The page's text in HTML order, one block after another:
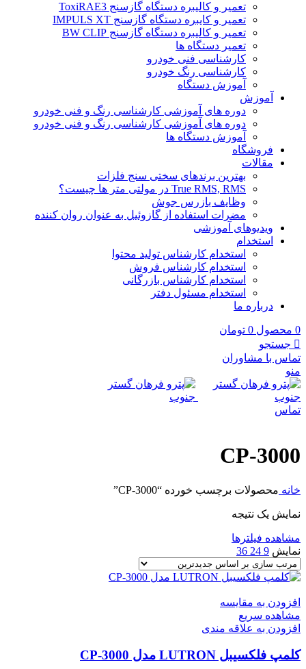
تعمیر و کالیبره دستگاه گازسنج ToxiRAE3
تعمیر و کایبره دستگاه گازسنج IMPULS XT
تعمیر و کالیبره دستگاه گازسنج BW CLIP
تعمیر دستگاه ها
کارشناسی فنی خودرو
کارشناسی رنگ خودرو
آموزش دستگاه
آموزش
دوره های آموزشی کارشناسی رنگ و فنی خودرو
دوره های آموزشی کارشناسی رنگ و فنی خودرو
آموزش دستگاه ها
فروشگاه
مقالات
بهترین برندهای سختی سنج فلزات
True RMS, RMS در مولتی متر ها چیست؟
وظایف بازرس جوش
مضرات استفاده از گازوئیل به عنوان روان کننده
ویدیوهای آموزشی
استخدام
استخدام کارشناس تولید محتوا
استخدام کارشناس فروش
استخدام کارشناس بازرگانی
استخدام مسئول دفتر
درباره ما
0 محصول 0 تومان
جستجو
تماس با مشاوران
منو
تماس
CP-3000
خانه محصولات برچسب خورده “CP-3000”
نمایش یک نتیجه
مشاهده فیلترها
نمایش 9
24
36
افزودن به مقایسه
مشاهده سریع
افزودن به علاقه مندی
کلمپ فلکسیبل LUTRON مدل CP-3000